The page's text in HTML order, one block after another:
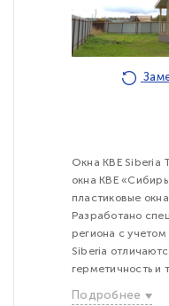
Окна KBE Siberia
окна KBE
пластиковые
Разработано
региона с учетом
Siberia
герметичность и т
Подробнее